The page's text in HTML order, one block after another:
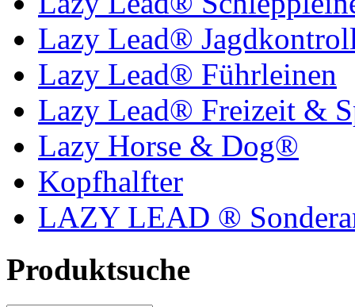
Lazy Lead®
Lazy Lead® Führleinen
Lazy Lead® Freizeit &
Lazy Horse & Dog®
Kopfhalfter
LAZY LEAD ®
Produktsuche